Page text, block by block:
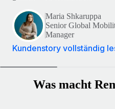
Maria Shkaruppa
Senior Global
Manager
Kundenstory vollständig
Was macht